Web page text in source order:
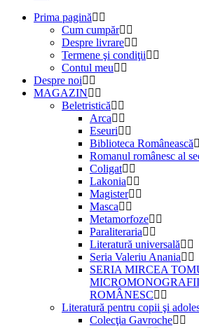
Prima pagină
Cum cumpăr
Despre livrare
Termene şi condiţii
Contul meu
Despre noi
MAGAZIN
Beletristică
Arca
Eseuri
Biblioteca Românească
Romanul românesc al
Coligat
Lakonia
Magister
Masca
Metamorfoze
Paraliteraria
Literatură universală
Seria Valeriu Anania
SERIA MIRCEA
ROMÂNESC
Literatură pentru copii şi
Colecţia Gavroche